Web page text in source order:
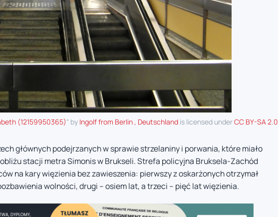
(12159950365)" by Ingolf from Berlin , Deutschlandis licensed underCC BY-SA 2.0
głównych podejrzanych w sprawie strzelaniny i porwania, które miało
stacji metra Simonis w Brukseli. Strefa policyjna Bruksela-Zachód
na kary więzienia bez zawieszenia: pierwszy z oskarżonych otrzymał
wolności, drugi – osiem lat, a trzeci – pięć lat więzienia.